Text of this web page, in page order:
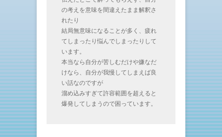
の考えを意味を間違えたまま解釈さ
れたり
結局無意味になることが多く、疲れ
てしまったり悩んでしまったりして
います。
本当なら自分が苦しむだけや嫌なだ
けなら、自分が我慢してしまえば良
い話なのですが
溜め込みすぎて許容範囲を超えると
爆発してしまうので困っています。